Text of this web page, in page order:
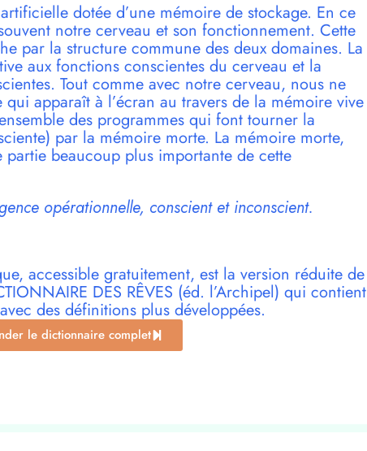
dotée d’une mémoire de stockage. En ce
notre cerveau et son fonctionnement. Cette
par la structure commune des deux domaines. La
aux fonctions conscientes du cerveau et la
Tout comme avec notre cerveau, nous ne
apparaît à l’écran au travers de la mémoire vive
des programmes qui font tourner la
par la mémoire morte. La mémoire morte,
beaucoup plus importante de cette
opérationnelle, conscient et inconscient.
accessible gratuitement, est la version réduite de
DES RÊVES (éd. l’Archipel) qui contient
des définitions plus développées.
le dictionnaire complet